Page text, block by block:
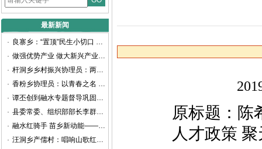
最新新闻
·
良寨乡：“置顶”民生小切口 谱写振兴新画卷
·
做强优势产业 做大新兴产业——聚焦柳州工业高质量发展访融水苗族自治县委书记周峰
·
杆洞乡乡村振兴协理员：两年耕耘路，他们交出乡村振兴满意卷
·
香粉乡协理员：以青春之名 书写乡村振兴新篇章
·
谭丕创到融水专题督导巩固拓展脱贫攻坚成果同乡村振兴有效衔接工作
·
县委常委、组织部部长李群生深入大浪镇、白云乡考察调研
·
融水红骑手 苗乡新动能——融水首家新业态新就业群体党支部揭牌成立
·
汪洞乡产儒村：唱响山歌红色旋律 谱写乡村振兴之曲
原标题：陈
人才政策